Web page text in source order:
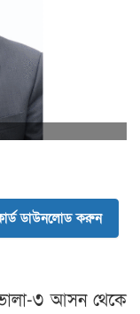
ডাউনলোড করুন
৩ আসন থেকে